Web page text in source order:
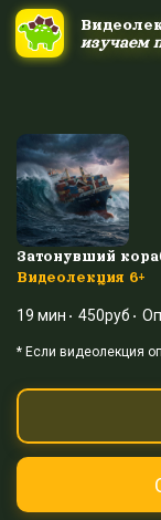
Ссылка на это
изучаем
изучаем
Затонувший
Видеолекция 6+
19 мин 450руб
* Eсли видеолекция